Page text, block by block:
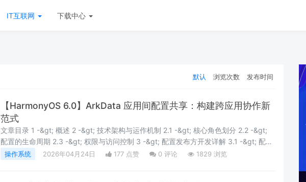
IT互联网 下载中心
默认 浏览次数 发布时间
【HarmonyOS 6.0】ArkData 应用间配置共享：构建跨应用协作新
范式
文章目录 1 -&gt; 概述 2 -&gt; 技术架构与运作机制 2.1 -&gt; 核心角色划分 2.2 -&gt;
配置的生命周期 2.3 -&gt; 权限与访问控制 3 -&gt; 配置发布方开发详解 3.1 -&gt; 配置
静态共享项 3.2 -&gt; 动态发布与更新配置 4 -&gt; 配置访问方开发详解 4.1 -&gt; 获取
操作系统 2026年04月24日 177 点赞 0 评论 1829 浏览